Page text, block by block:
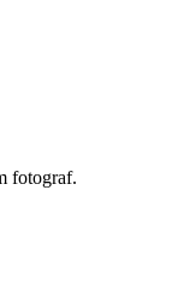
fotograf.